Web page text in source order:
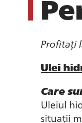
Profitați
Ulei
Care
Uleiul
situații